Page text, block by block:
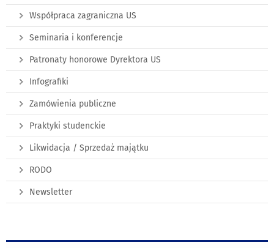
Współpraca zagraniczna US
Seminaria i konferencje
Patronaty honorowe Dyrektora US
Infografiki
Zamówienia publiczne
Praktyki studenckie
Likwidacja / Sprzedaż majątku
RODO
Newsletter